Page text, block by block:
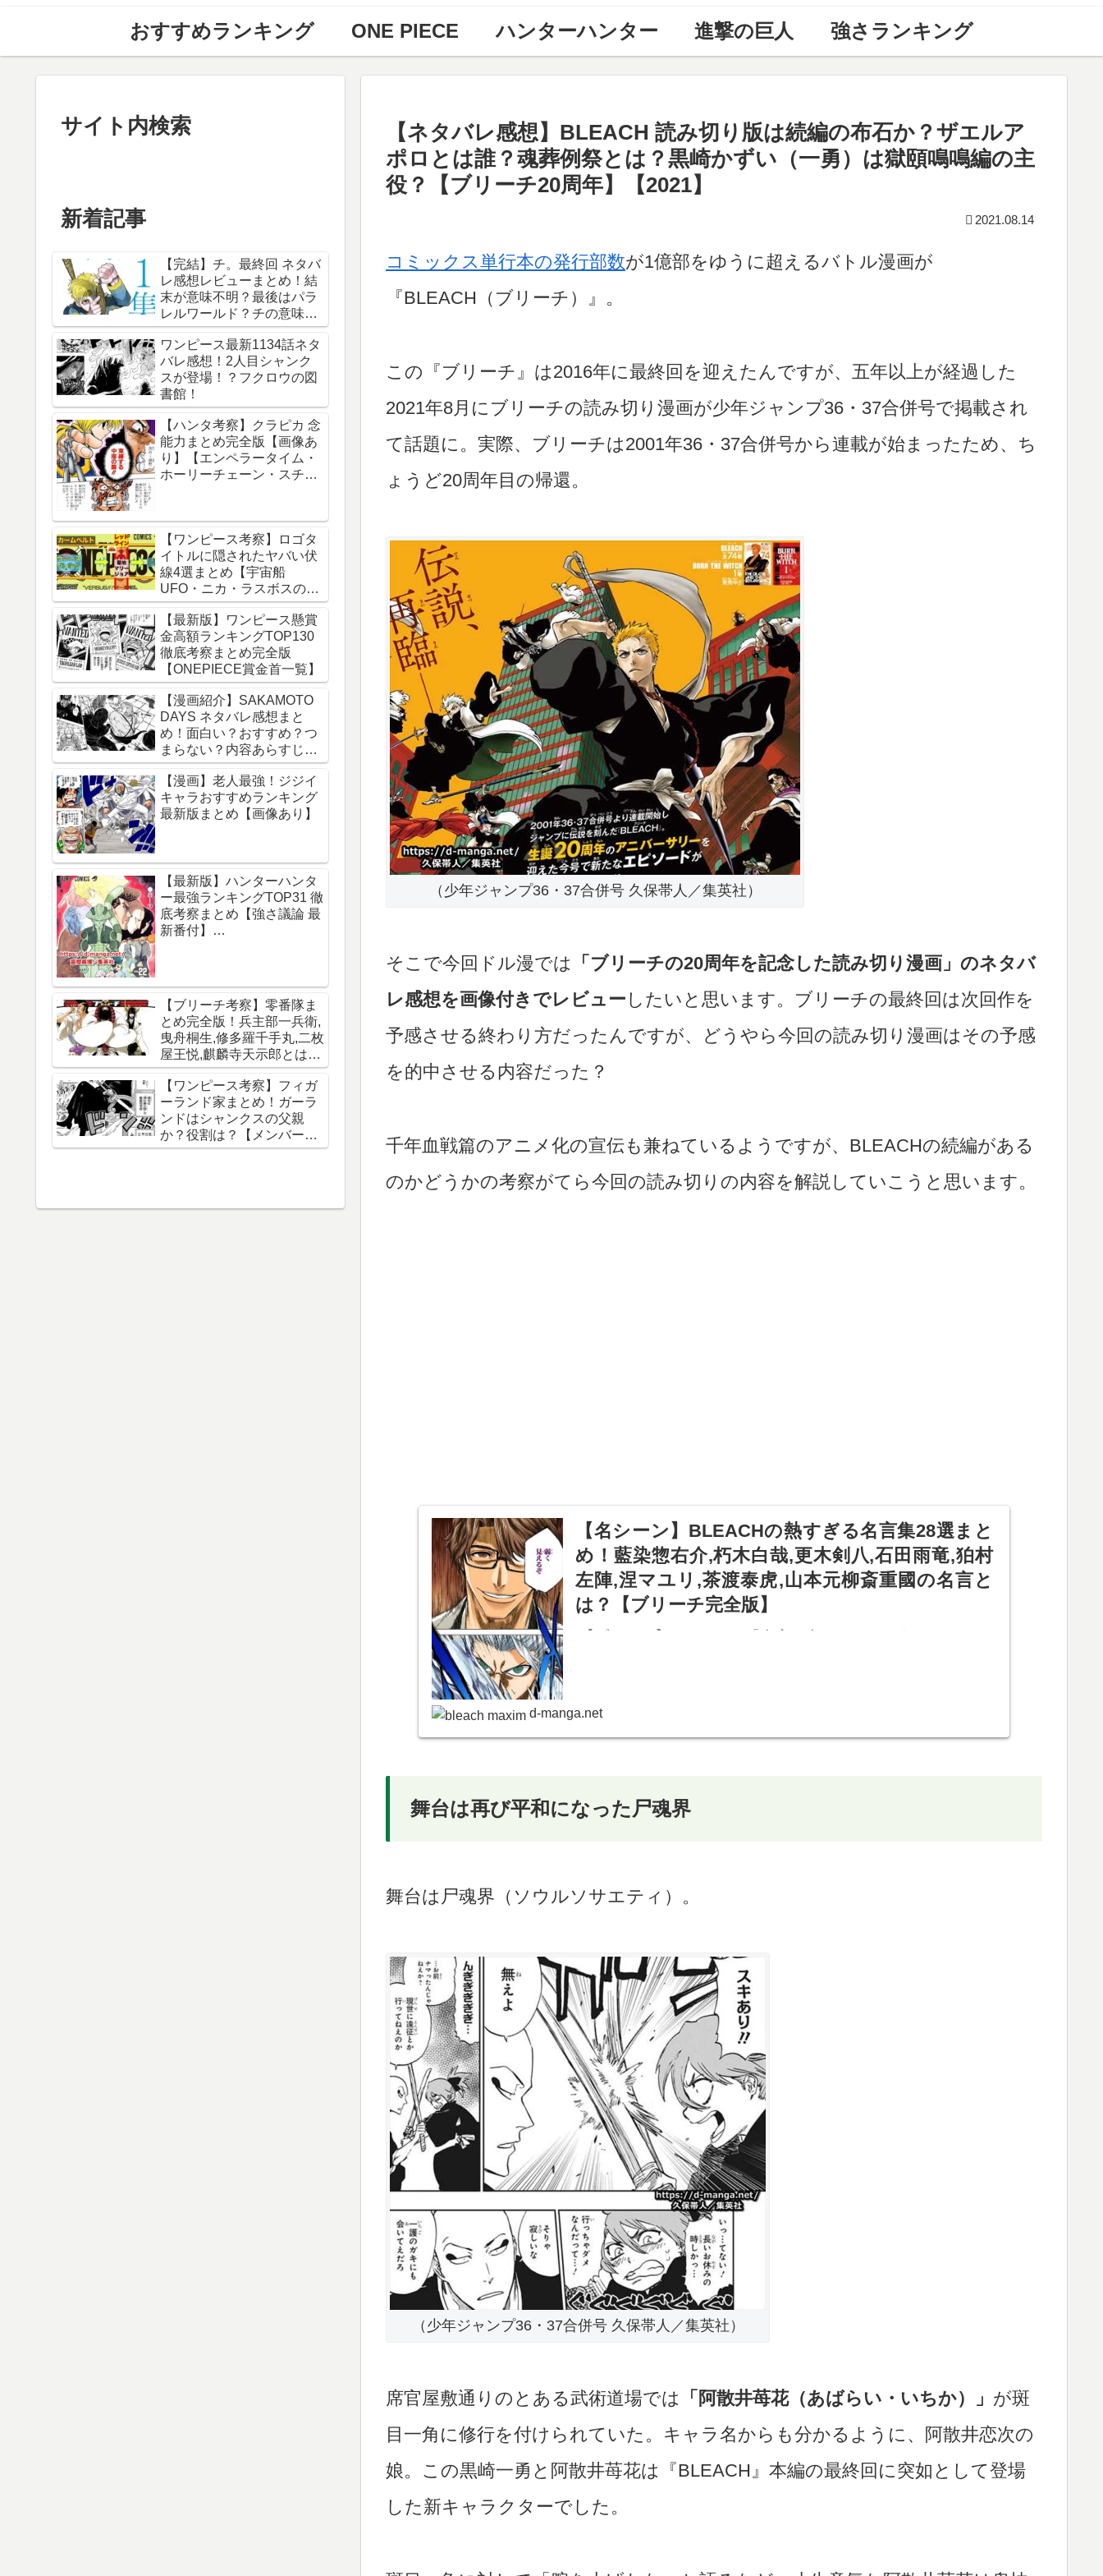
おすすめランキング ONE PIECE ハンターハンター 進撃の巨人 強さランキング
【ネタバレ感想】BLEACH 読み切り版は続編の布石か？ザエルア
ポロとは誰？魂葬例祭とは？黒崎かずい（一勇）は獄頤鳴鳴編の主
役？【ブリーチ20周年】【2021】
2021.08.14
コミックス単行本の発行部数が1億部をゆうに超えるバトル漫画が
『BLEACH（ブリーチ）』。
この『ブリーチ』は2016年に最終回を迎えたんですが、五年以上が経過した
2021年8月にブリーチの読み切り漫画が少年ジャンプ36・37合併号で掲載され
て話題に。実際、ブリーチは2001年36・37合併号から連載が始まったため、ち
ょうど20周年目の帰還。
（少年ジャンプ36・37合併号 久保帯人／集英社）
そこで今回ドル漫では
「ブリーチの20周年を記念した読み切り漫画」のネタバ
レ感想を画像付きでレビュー したいと思います。ブリーチの最終回は次回作を
予感させる終わり方だったんですが、どうやら今回の読み切り漫画はその予感
を的中させる内容だった？
千年血戦篇のアニメ化の宣伝も兼ねているようですが、BLEACHの続編がある
のかどうかの考察がてら今回の読み切りの内容を解説していこうと思います。
【名シーン】BLEACHの熱すぎる名言集28選まと
め！藍染惣右介,朽木白哉,更木剣八,石田雨竜,狛村
左陣,涅マユリ,茶渡泰虎,山本元柳斎重國の名言と
は？【ブリーチ完全版】
には何がある？
d-manga.net
舞台は再び平和になった尸魂界
舞台は尸魂界（ソウルソサエティ）。
（少年ジャンプ36・37合併号 久保帯人／集英社）
席官屋敷通りのとある武術道場では 「阿散井苺花（あばらい・いちか）」 が斑
目一角に修行を付けられていた。キャラ名からも分かるように、阿散井恋次の
娘。この黒崎一勇と阿散井苺花は『BLEACH』本編の最終回に突如として登場
した新キャラクターでした。
サイト内検索
新着記事
【完結】チ。最終回 ネタバ
レ感想レビューまとめ！結
末が意味不明？最後はパラ
レルワールド？チの意味
は？内容あらすじは？アル
ベルト・ブルゼフスキと
は？【総合評価評判】【地
球の運動について】
ワンピース最新1134話ネタ
バレ感想！2人目シャンク
スが登場！？フクロウの図
書館！
【ハンタ考察】クラピカ 念
能力まとめ完全版【画像あ
り】【エンペラータイム・
ホーリーチェーン・スチー
ン】
【ワンピース考察】ロゴタ
イトルに隠されたヤバい伏
線4選まとめ【宇宙船
UFO・ニカ・ラスボスのイ
ム様・グランドライン】
【最新版】ワンピース懸賞
金高額ランキングTOP130
徹底考察まとめ完全版
【ONEPIECE賞金首一覧】
【漫画紹介】SAKAMOTO
DAYS ネタバレ感想まと
め！面白い？おすすめ？つ
まらない？内容あらすじレ
ビュー【サカモトデイズ】
【漫画】老人最強！ジジイ
キャラおすすめランキング
最新版まとめ【画像あり】
【最新版】ハンターハンタ
ー最強ランキングTOP31 徹
底考察まとめ【強さ議論 最
新番付】
【ブリーチ考察】零番隊ま
とめ完全版！兵主部一兵衛,
曳舟桐生,修多羅千手丸,二枚
屋王悦,麒麟寺天示郎とは？
王鍵とは？異名は？声優CV
は？必殺技は？【霊王宮】
【泉湯鬼・穀王・刀神・大
織守・まなこ和尚】
【ワンピース考察】フィガ
ーランド家まとめ！ガーラ
ンドはシャンクスの父親
か？役割は？【メンバー一
覧】